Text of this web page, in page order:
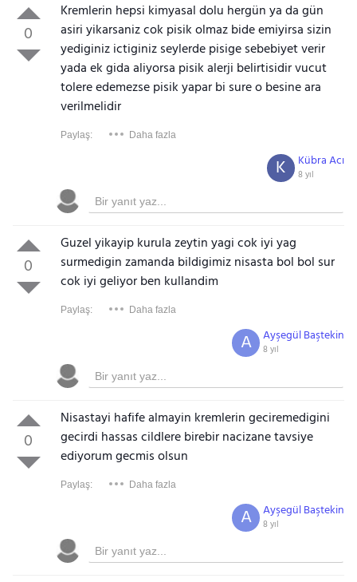
0
Kremlerin hepsi kimyasal dolu hergün ya da gün
asiri yikarsaniz cok pisik olmaz bide emiyirsa sizin
yediginiz ictiginiz seylerde pisige sebebiyet verir
yada ek gida aliyorsa pisik alerji belirtisidir vucut
tolere edemezse pisik yapar bi sure o besine ara
verilmelidir
Paylaş: Daha fazla
Kübra Acı
8 yıl
K
0
Guzel yikayip kurula zeytin yagi cok iyi yag
surmedigin zamanda bildigimiz nisasta bol bol sur
cok iyi geliyor ben kullandim
Paylaş: Daha fazla
Ayşegül Baştekin
8 yıl
A
0
Nisastayi hafife almayin kremlerin geciremedigini
gecirdi hassas cildlere birebir nacizane tavsiye
ediyorum gecmis olsun
Paylaş: Daha fazla
Ayşegül Baştekin
8 yıl
A